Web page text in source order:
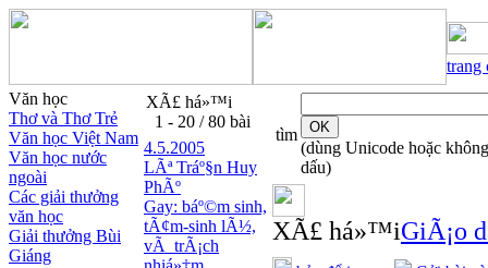
trang
Văn học
Thơ và Thơ Trẻ
Văn học Việt Nam
Văn học nước
ngoài
Các giải thưởng
văn học
Giải thưởng Bùi
Giáng
XÃ£ há»™i
1 - 20 / 80 bài
4.5.2005
LÃª Tráº§n Huy
PhÃº
Gay: báº©m sinh,
tÃ¢m-sinh lÃ½,
vÃ trÃ¡ch
tìm
(dùng Unicode hoặc không
dấu)
XÃ£ há»™iGiÃ¡o